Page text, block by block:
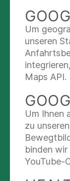
Für
wir das
CBASP-
Behavioral
Diese
USA von
und hat sich
als wirksam
Stabilisieren.
Um
unseren
Maps API.
Um Ihnen
zu
binden wir
YouTube-